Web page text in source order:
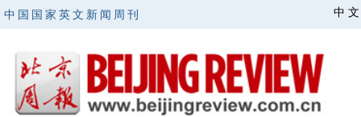
中国国家英文新闻周刊 中 文